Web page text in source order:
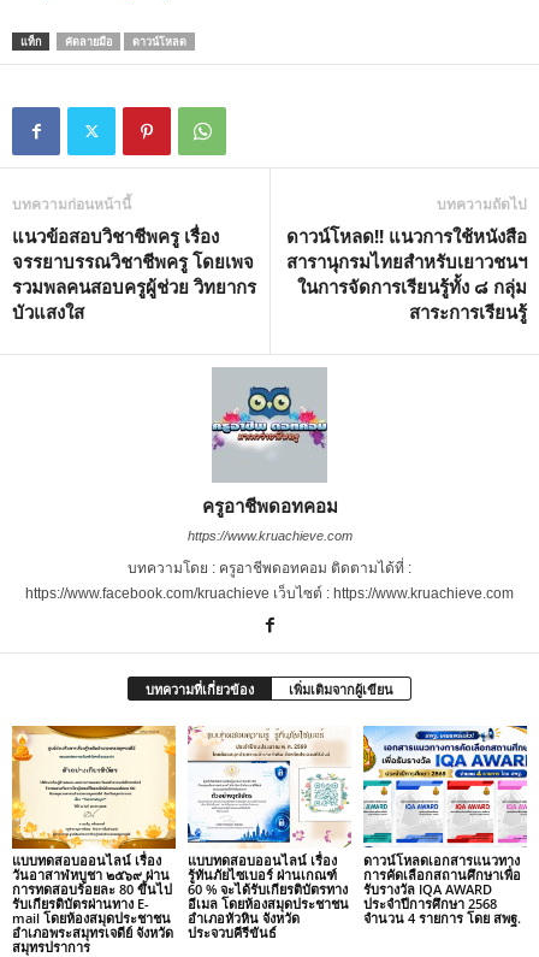
แท็ก คัดลายมือ ดาวน์โหลด
บทความก่อนหน้านี้
แนวข้อสอบวิชาชีพครู เรื่อง
จรรยาบรรณวิชาชีพครู โดยเพจ
รวมพลคนสอบครูผู้ช่วย วิทยากร
บัวแสงใส
บทความถัดไป
ดาวน์โหลด!! แนวการใช้หนังสือ
สารานุกรมไทยสำหรับเยาวชนฯ
ในการจัดการเรียนรู้ทั้ง ๘ กลุ่ม
สาระการเรียนรู้
ครูอาชีพดอทคอม
https://www.kruachieve.com
บทความโดย : ครูอาชีพดอทคอม ติดตามได้ที่ :
https://www.facebook.com/kruachieve เว็บไซต์ : https://www.kruachieve.com
บทความที่เกี่ยวข้อง เพิ่มเติมจากผู้เขียน
แบบทดสอบออนไลน์ เรื่อง
วันอาสาฬหบูชา ๒๕๖๙ ผ่าน
การทดสอบร้อยละ 80 ขึ้นไป
รับเกียรติบัตรผ่านทาง E-
mail โดยห้องสมุดประชาชน
อำเภอพระสมุทรเจดีย์ จังหวัด
สมุทรปราการ
แบบทดสอบออนไลน์ เรื่อง
รู้ทันภัยไซเบอร์ ผ่านเกณฑ์
60 % จะได้รับเกียรติบัตรทาง
อีเมล โดยห้องสมุดประชาชน
อำเภอหัวหิน จังหวัด
ประจวบคีรีขันธ์
ดาวน์โหลดเอกสารแนวทาง
การคัดเลือกสถานศึกษาเพื่อ
รับรางวัล IQA AWARD
ประจำปีการศึกษา 2568
จำนวน 4 รายการ โดย สพฐ.